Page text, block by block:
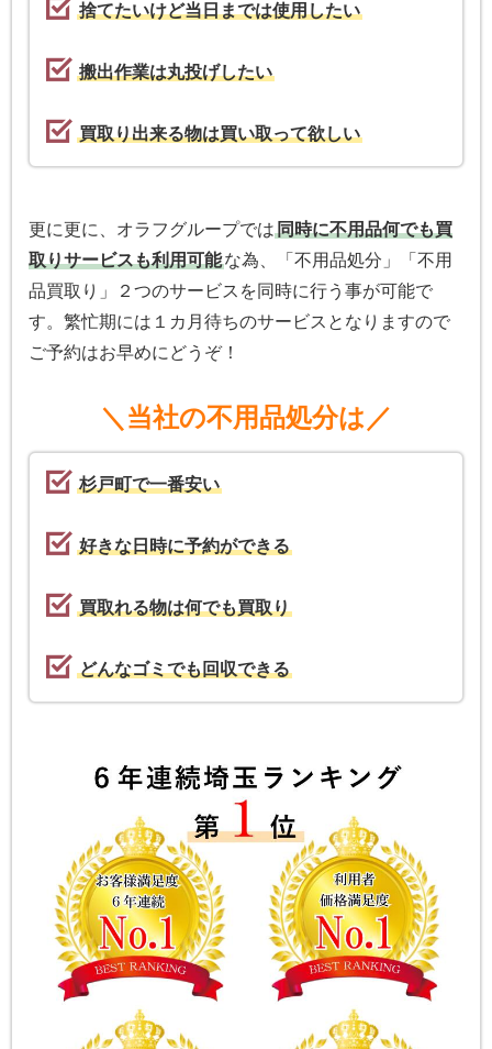
捨てたいけど当日までは使用したい
搬出作業は丸投げしたい
買取り出来る物は買い取って欲しい
更に更に、オラフグループでは同時に不用品何でも買
取りサービスも利用可能な為、「不用品処分」「不用
品買取り」２つのサービスを同時に行う事が可能で
す。繁忙期には１カ月待ちのサービスとなりますので
ご予約はお早めにどうぞ！
＼当社の不用品処分は／
杉戸町で一番安い
好きな日時に予約ができる
買取れる物は何でも買取り
どんなゴミでも回収できる